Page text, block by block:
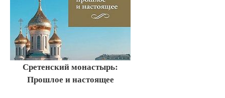
Сретенский монастырь:
Прошлое и настоящее